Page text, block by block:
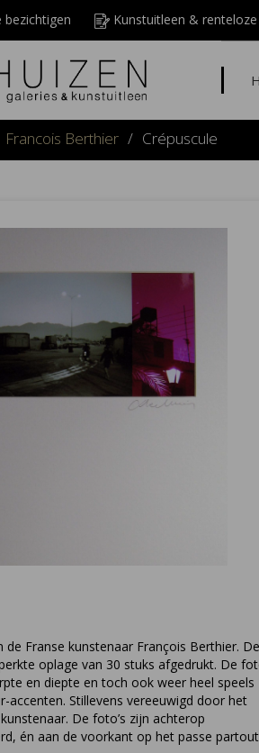
bezichtigen Kunstuitleen &
Francois Berthier / Crépuscule
de Franse kunstenaar François Berthier. De
oplage van 30 stuks afgedrukt. De
en diepte en toch ook weer heel speels
accenten. Stillevens vereeuwigd door het
De foto’s zijn achterop
én aan de voorkant op het passe